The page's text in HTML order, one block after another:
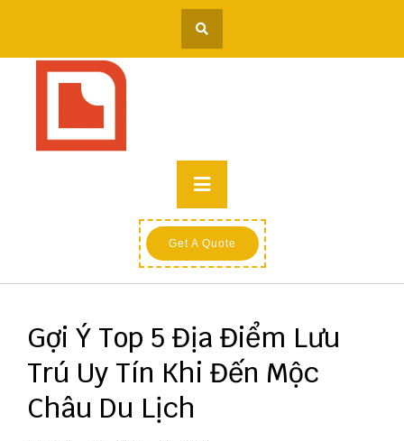
Primary
Menu
Get A Quote
Gợi Ý Top 5 Địa Điểm Lưu
Trú Uy Tín Khi Đến Mộc
Châu Du Lịch